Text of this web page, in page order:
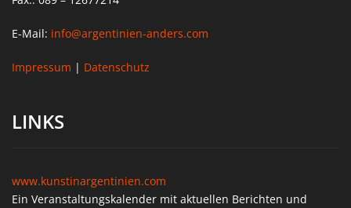
E-Mail: info@argentinien-anders.com
Impressum | Datenschutz
LINKS
www.kunstinargentinien.com
Ein Veranstaltungskalender mit aktuellen Berichten und